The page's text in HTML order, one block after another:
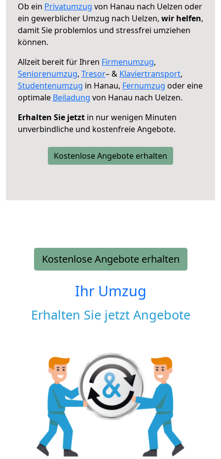
Ob ein Privatumzug von Hanau nach Uelzen oder
ein gewerblicher Umzug nach Uelzen, wir helfen,
damit Sie problemlos und stressfrei umziehen
können.
Allzeit bereit für Ihren Firmenumzug,
Seniorenumzug, Tresor– & Klaviertransport,
Studentenumzug in Hanau, Fernumzug oder eine
optimale Beiladung von Hanau nach Uelzen.
Erhalten Sie jetzt in nur wenigen Minuten
unverbindliche und kostenfreie Angebote.
Kostenlose Angebote erhalten
Kostenlose Angebote erhalten
Ihr Umzug
Erhalten Sie jetzt Angebote